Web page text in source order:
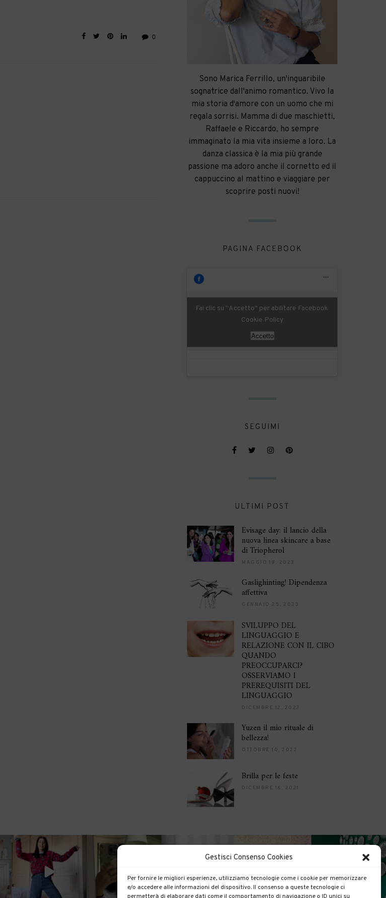
Gestisci Consenso Cookies
Per fornire le migliori esperienze, utilizziamo tecnologie come i cookie per memorizzare
e/o accedere alle informazioni del dispositivo. Il consenso a queste tecnologie ci
0
Sono Marica Ferrillo, un'inguaribile
sognatrice dall'animo romantico. Vivo la
mia storia d'amore con un uomo che mi
regala sorrisi. Mamma di due maschietti,
Raffaele e Riccardo, ho sempre
immaginato la mia vita insieme a loro. La
danza classica è la mia più grande
passione ma adoro anche il cornetto ed il
cappuccino al mattino e viaggiare per
scoprire posti nuovi!
PAGINA FACEBOOK
Fai clic su "Accetto" per abilitare Facebook
Cookie Policy
Accetto
SEGUIMI
ULTIMI POST
Evisage day: il lancio della
nuova linea skincare a base
di Triopherol
MAGGIO 18, 2023
Gaslighinting! Dipendenza
affettiva
GENNAIO 25, 2023
SVILUPPO DEL
LINGUAGGIO E
RELAZIONE CON IL CIBO
QUANDO
PREOCCUPARCI?
OSSERVIAMO I
PREREQUISITI DEL
LINGUAGGIO
DICEMBRE 12, 2022
Yuzen il mio rituale di
bellezza!
OTTOBRE 10, 2022
Brilla per le feste
DICEMBRE 16, 2021